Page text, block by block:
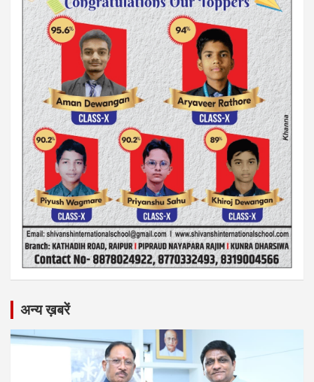
अन्य ख़बरें